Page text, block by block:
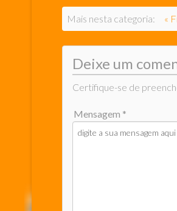
Mais nesta categoria: «
Deixe um
Certifique-se de
Mensagem *